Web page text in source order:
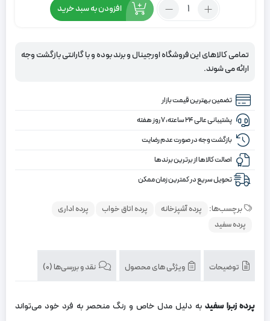
تعداد:
سفید
افزودن به سبد خرید
تمامی کالاهای این فروشگاه اورجینال و برند بوده و با گارانتی بازگشت وجه
ارائه می شوند.
تضمین بهترین قیمت بازار
پشتیبانی عالی ۲۴ ساعته، ۷ روز هفته
بازگشت وجه در صورت عدم رضایت
اصالت کالاها از برترین برندها
تحویل سریع در کمترین زمان ممکن
برچسب‌ها: پرده آشپزخانه پرده اتاق خواب
پرده اداری
پرده سفید
توضیحات ویژگی های محصول نقد و بررسی‌ها (0)
پرده زبرا سفید به دلیل مدل خاص و رنگ منحصر به فرد خود می‌تواند